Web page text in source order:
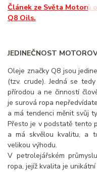
Článek ze Světa Motorů
Q8 Oils.
JEDINEČNOST
Oleje značky Q8 jsou
(tzv. crude). Jedná se
přírodou a ne činností
je surová ropa
a má tendenci měnit svůj
Přesto je v podstatě tento
a má skvělou kvalitu, a
velikou výhodu.
V petrolejářském
ropa, jejíž kvalita je